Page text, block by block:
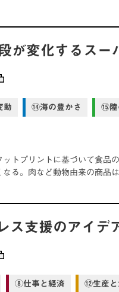
が変化するスー
動 ⑭海の豊かさ ⑮陸
ットプリントに基づいて食品
なる。肉など動物由来の商品
ス支援のアイデ
⑧仕事と経済 ⑫生産と